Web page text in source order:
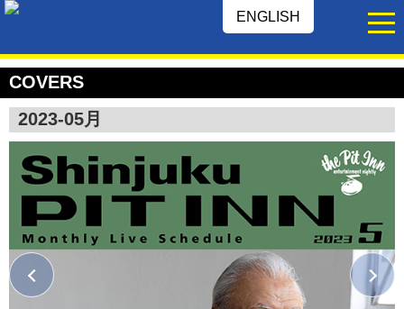
ENGLISH
COVERS
2023-05月